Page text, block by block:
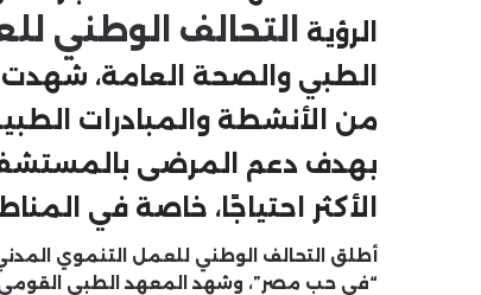
الرؤية
التحالف الوطني
الطبي والصحة العامة، شهدت
من الأنشطة والمبادرات
بهدف دعم المرضى
الأكثر احتياجًا، خاصة في
أطلق التحالف الوطني للعمل التنموي
“في حب مصر”، وشهد المعهد الطبي القومي